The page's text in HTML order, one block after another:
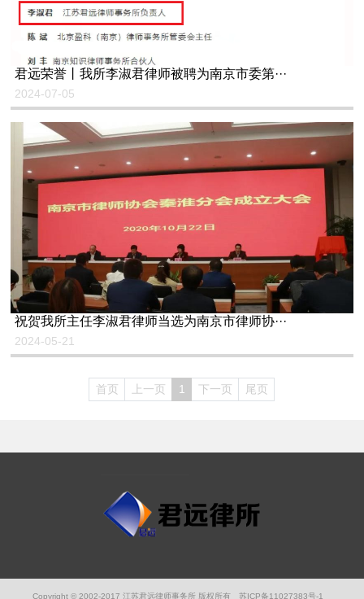
君远荣誉丨我所李淑君律师被聘为南京市委第···
2024-07-05
祝贺我所主任李淑君律师当选为南京市律师协···
2024-05-21
首页 上一页 1 下一页 尾页
Copyright © 2002-2017 江苏君远律师事务所 版权所有 苏ICP备11027383号-1